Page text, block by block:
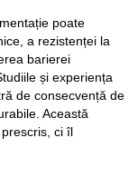
poate
a rezistenței la
barierei
și experiența
de consecvență de
Această
ci îl